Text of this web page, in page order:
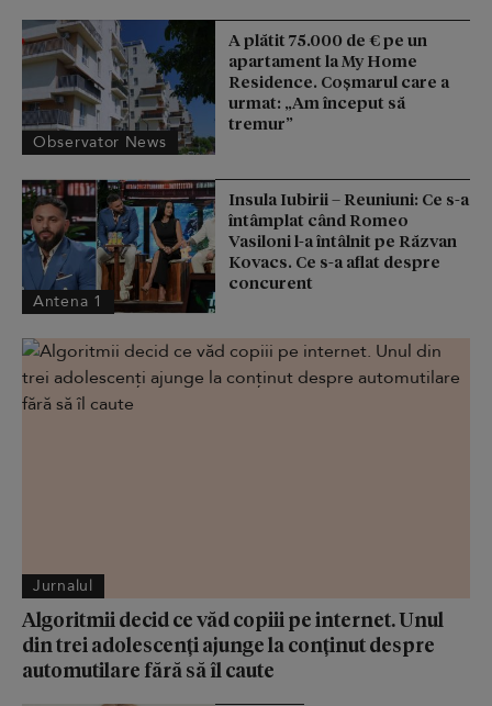
Observator News
A plătit 75.000 de € pe un
apartament la My Home
Residence. Coşmarul care a
urmat: „Am început să
tremur”
Antena 1
Insula Iubirii – Reuniuni: Ce s-a
întâmplat când Romeo
Vasiloni l-a întâlnit pe Răzvan
Kovacs. Ce s-a aflat despre
concurent
Jurnalul
Algoritmii decid ce văd copiii pe internet. Unul
din trei adolescenți ajunge la conținut despre
automutilare fără să îl caute